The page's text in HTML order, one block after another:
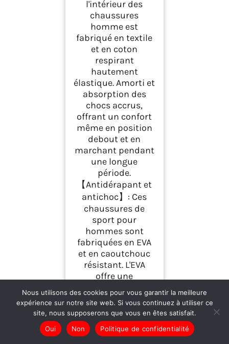
l'intérieur des
chaussures
homme est
fabriqué en textile
et en coton
respirant
hautement
élastique. Amorti et
absorption des
chocs accrus,
offrant un confort
même en position
debout et en
marchant pendant
une longue
période.
【Antidérapant et
antichoc】: Ces
chaussures de
sport pour
hommes sont
fabriquées en EVA
et en caoutchouc
résistant. L'EVA
offre une
absorption des
chocs, un amorti et
un soutien
efficaces. La
semelle extérieure
Nous utilisons des cookies pour vous garantir la meilleure
expérience sur notre site web. Si vous continuez à utiliser ce
site, nous supposerons que vous en êtes satisfait.
Oui
Non Politique de confidentialité